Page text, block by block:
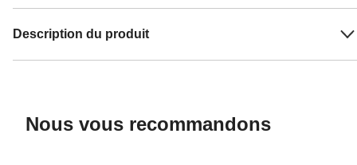
Description du produit
Nous vous recommandons